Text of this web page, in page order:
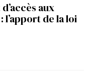
aux
l’apport de la loi